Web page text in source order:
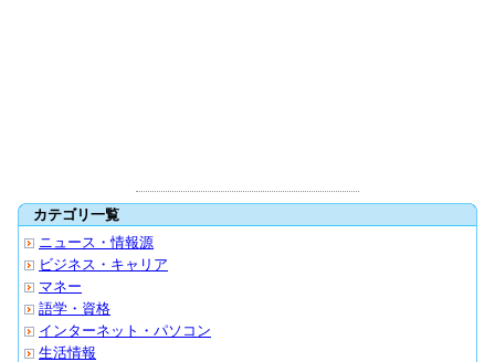
カテゴリ一覧
ニュース・情報源
ビジネス・キャリア
マネー
語学・資格
インターネット・パソコン
生活情報